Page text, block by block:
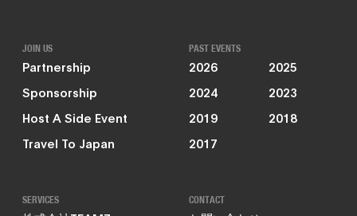
JOIN US
Partnership
Sponsorship
Host A Side Event
Travel To Japan
PAST EVENTS
2026
2025
2024
2023
2019
2018
2017
SERVICES CONTACT